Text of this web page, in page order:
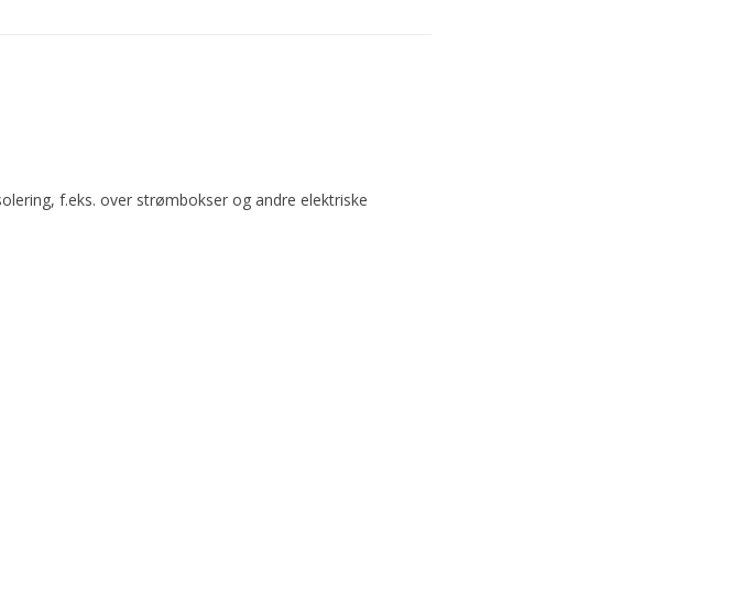
f.eks. over strømbokser og andre elektriske